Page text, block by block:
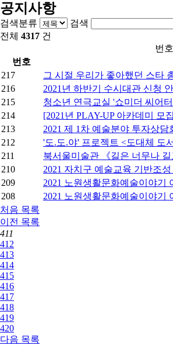
공지사항
검색분류 검색
전체 4317 건
번
번호
217
그 시절 우리가 좋아했던 스타
216
2021년 하반기 수시대관 신청
215
청소년 연극교실 '쇼미더 씨어
214
[2021년 PLAY-UP 아카데미 모
213
2021 제 1차 예술분야 투자상
212
'도.도.야' 프로젝트 <도대체 도
211
북서울미술관 《길은 너무나
210
2021 자치구 예술교육 기반조
209
2021 노원생활문화예술이야기
208
2021 노원생활문화예술이야기
처음 목록
이전 목록
411
412
413
414
415
416
417
418
419
420
다음 목록